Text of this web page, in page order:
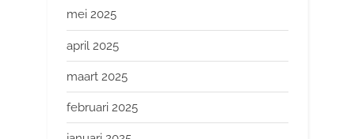
mei 2025
april 2025
maart 2025
februari 2025